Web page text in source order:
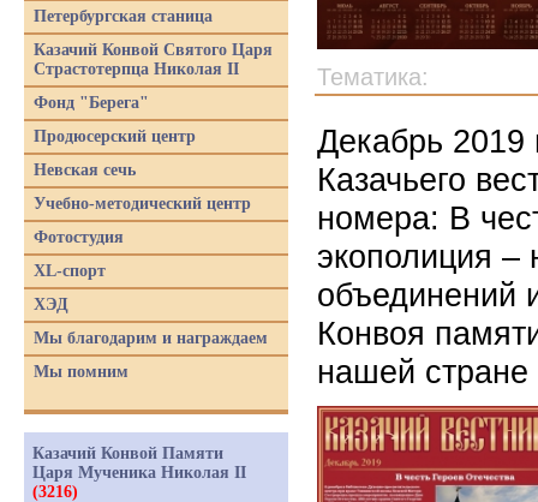
Тематика:
Декабрь 2019
Казачьего
номера: В
экополиция –
объединений
Конвоя
нашей стране
Петербургская станица
Казачий Конвой Святого Царя
Страстотерпца Николая II
Фонд "Берега"
Продюсерский центр
Невская сечь
Учебно-методический центр
Фотостудия
XL-спорт
ХЭД
Мы благодарим и награждаем
Мы помним
Казачий Конвой Памяти
Царя Мученика Николая II
(3216)